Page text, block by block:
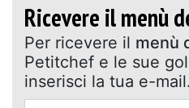
Ricevere il menù
Per ricevere il menù
Petitchef e le sue
inserisci la tua e-mail.